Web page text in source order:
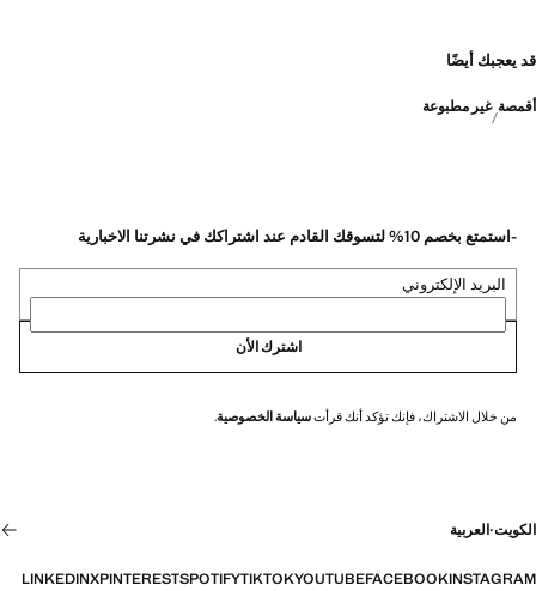
قد يعجبك أيضًا
أقمصة غير مطبوعة
-استمتع بخصم 10% لتسوقك القادم عند اشتراكك في نشرتنا الاخبارية
البريد الإلكتروني
اشترك الأن
من خلال الاشتراك، فإنك تؤكد أنك قرأتسياسة الخصوصية.
الكويت·العربية
INSTAGRAM
FACEBOOK
YOUTUBE
TIKTOK
SPOTIFY
PINTEREST
X
LINKEDIN